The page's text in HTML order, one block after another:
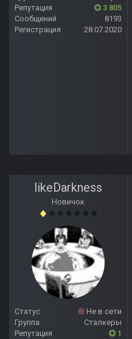
Репутация
3 805
Сообщений
8193
Регистрация
28.07.2020
likeDarkness
Новичок
Статус
Не в сети
Группа
Сталкеры
Репутация
1